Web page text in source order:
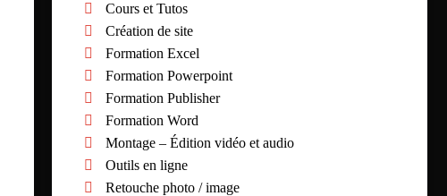
Cours et Tutos
Création de site
Formation Excel
Formation Powerpoint
Formation Publisher
Formation Word
Montage – Édition vidéo et audio
Outils en ligne
Retouche photo / image